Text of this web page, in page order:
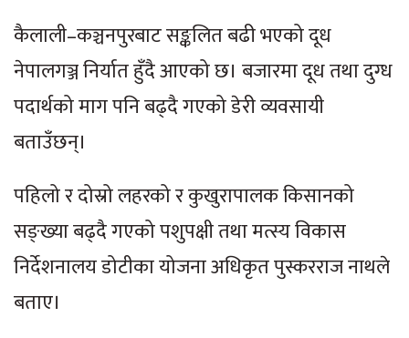
कैलाली–कञ्चनपुरबाट सङ्कलित बढी भएको दूध
नेपालगञ्ज निर्यात हुँदै आएको छ। बजारमा दूध तथा दुग्ध
पदार्थको माग पनि बढ्दै गएको डेरी व्यवसायी
बताउँछन्।
पहिलो र दोस्रो लहरको र कुखुरापालक किसानको
सङ्ख्या बढ्दै गएको पशुपक्षी तथा मत्स्य विकास
निर्देशनालय डोटीका योजना अधिकृत पुस्करराज नाथले
बताए।